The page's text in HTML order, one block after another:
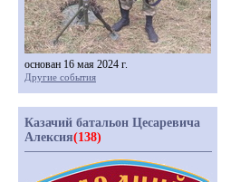
основан 16 мая 2024 г.
Другие события
Казачий батальон Цесаревича
Алексия(138)